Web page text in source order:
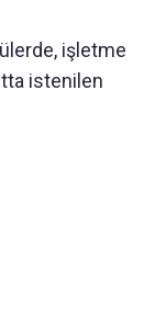
işletme
istenilen